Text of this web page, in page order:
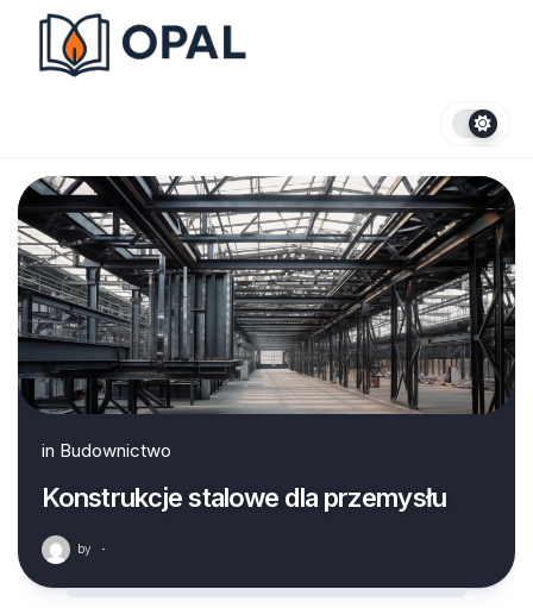
content
in Budownictwo
Konstrukcje stalowe dla przemysłu
by ·